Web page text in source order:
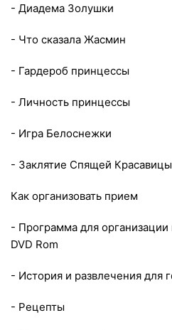
- Диадема Золушки
- Что сказала Жасмин
- Гардероб принцессы
- Личность принцессы
- Игра Белоснежки
- Заклятие Спящей Красавицы
Как организовать прием
- Программа для
DVD Rom
- История и развлечения для
- Рецепты